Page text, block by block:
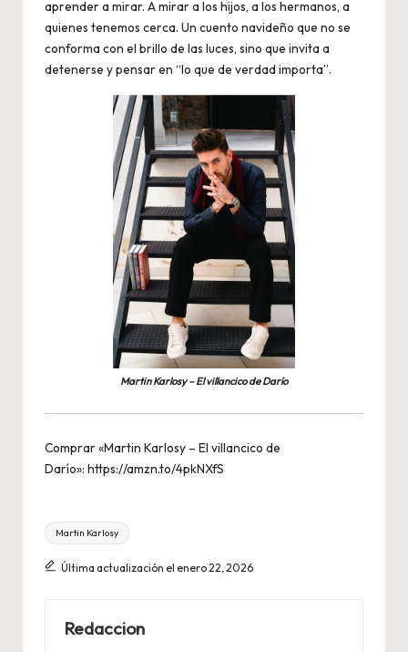
aprender a mirar. A mirar a los hijos, a los hermanos, a
quienes tenemos cerca. Un cuento navideño que no se
conforma con el brillo de las luces, sino que invita a
detenerse y pensar en “lo que de verdad importa”.
Martin Karlosy – El villancico de Darío
Comprar «Martin Karlosy – El villancico de
Darío»: https://amzn.to/4pkNXfS
Etiquetas:
Martin Karlosy
Última actualización el enero 22, 2026
Redaccion